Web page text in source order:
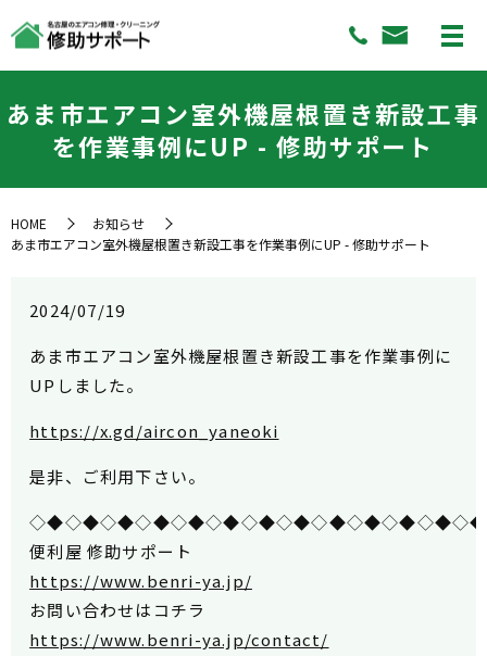
あま市エアコン室外機屋根置き新設工事
を作業事例にUP - 修助サポート
HOME
お知らせ
あま市エアコン室外機屋根置き新設工事を作業事例にUP - 修助サポート
2024/07/19
あま市エアコン室外機屋根置き新設工事を作業事例に
UPしました。
https://x.gd/aircon_yaneoki
是非、ご利用下さい。
便利屋 修助サポート
https://www.benri-ya.jp/
お問い合わせはコチラ
https://www.benri-ya.jp/contact/